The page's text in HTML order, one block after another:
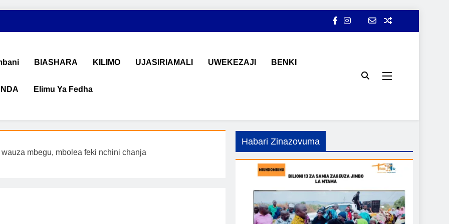
na Uchumi Tanzania
ujasiriamali Tanzania. Pata taarifa mpya za biashara, uwekezaji, ajira, kilimo, mitindo, na burudani kwa Kiswahili, pamoja na
BIASHARA KILIMO UJASIRIAMALI UWEKEZAJI BENKI
Elimu Ya Fedha
wauza mbegu, mbolea feki nchini chanja
Habari Zinazovuma